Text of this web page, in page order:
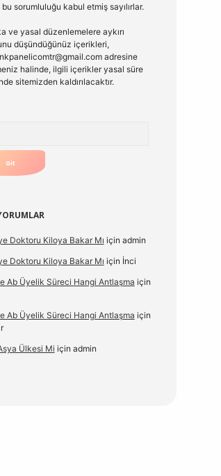
sorumluluğu kabul etmiş sayılırlar.
ve yasal düzenlemelere aykırı
düşündüğünüz içerikleri,
adresine
halinde, ilgili içerikler yasal süre
sitemizden kaldırılacaktır.
Doktoru Kiloya Bakar Mı için admin
Doktoru Kiloya Bakar Mı için İnci
Ab Üyelik Süreci Hangi Antlaşma için
Ab Üyelik Süreci Hangi Antlaşma için
Ülkesi Mi için admin